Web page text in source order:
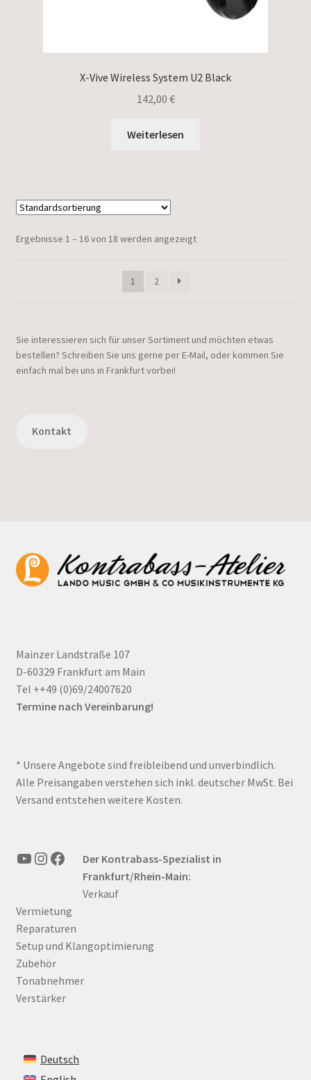
X-Vive Wireless System U2 Black
142,00 €
Weiterlesen
Ergebnisse 1 – 16 von 18 werden angezeigt
1 2
Sie interessieren sich für unser Sortiment und möchten etwas
bestellen? Schreiben Sie uns gerne per E-Mail, oder kommen Sie
einfach mal bei uns in Frankfurt vorbei!
Kontakt
Mainzer Landstraße 107
D-60329 Frankfurt am Main
Tel ++49 (0)69/24007620
Termine nach Vereinbarung!
* Unsere Angebote sind freibleibend und unverbindlich.
Alle Preisangaben verstehen sich inkl. deutscher MwSt. Bei
Versand entstehen weitere Kosten.
YouTube
Instagram
FacebookDer Kontrabass-Spezialist in
Frankfurt/Rhein-Main:
Verkauf
Vermietung
Reparaturen
Setup und Klangoptimierung
Zubehör
Tonabnehmer
Verstärker
Deutsch